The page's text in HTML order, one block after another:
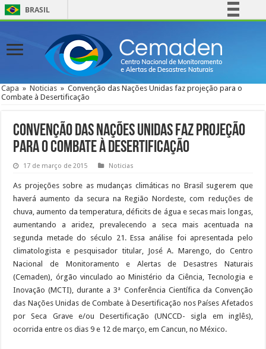
BRASIL
Comunica BR
Participe
Acesso à informação
Capa » Noticias » Convenção das Nações Unidas faz projeção para o
Combate à Desertificação
Convenção das Nações Unidas faz projeção
para o Combate à Desertificação
17 de março de 2015 Noticias
As projeções sobre as mudanças climáticas no Brasil sugerem que
haverá aumento da secura na Região Nordeste, com reduções de
chuva, aumento da temperatura, déficits de água e secas mais longas,
aumentando a aridez, prevalecendo a seca mais acentuada na
segunda metade do século 21. Essa análise foi apresentada pelo
climatologista e pesquisador titular, José A. Marengo, do Centro
Nacional de Monitoramento e Alertas de Desastres Naturais
(Cemaden), órgão vinculado ao Ministério da Ciência, Tecnologia e
Inovação (MCTI), durante a 3ª Conferência Científica da Convenção
das Nações Unidas de Combate à Desertificação nos Países Afetados
por Seca Grave e/ou Desertificação (UNCCD- sigla em inglês),
ocorrida entre os dias 9 e 12 de março, em Cancun, no México.